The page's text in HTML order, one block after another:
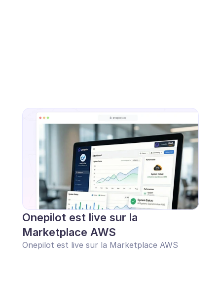
Onepilot est live sur la
Marketplace AWS
Onepilot est live sur la Marketplace AWS